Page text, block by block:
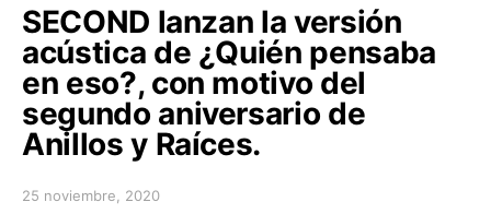
SECOND lanzan la versión
acústica de ¿Quién pensaba
en eso?, con motivo del
segundo aniversario de
Anillos y Raíces.
Posted on
25 noviembre, 2020